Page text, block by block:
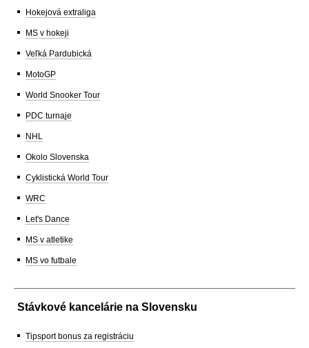
Hokejová extraliga
MS v hokeji
Veľká Pardubická
MotoGP
World Snooker Tour
PDC turnaje
NHL
Okolo Slovenska
Cyklistická World Tour
WRC
Let's Dance
MS v atletike
MS vo futbale
Stávkové kancelárie na Slovensku
Tipsport bonus za registráciu